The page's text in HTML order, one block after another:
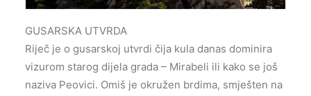
GUSARSKA UTVRDA
Riječ je o gusarskoj utvrdi čija kula danas dominira
vizurom starog dijela grada – Mirabeli ili kako se još
naziva Peovici. Omiš je okružen brdima, smješten na